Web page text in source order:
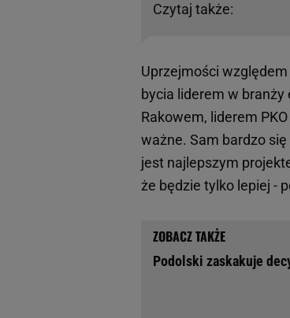
Czytaj także:
Uprzejmości
bycia liderem w
Rakowem, liderem
ważne. Sam bardzo
jest najlepszym
że będzie tylko lepiej -
Podolski zaskakuje